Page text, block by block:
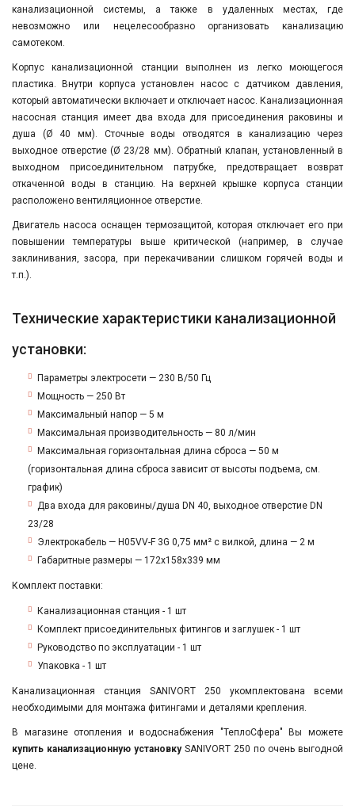
канализационной системы, а также в удаленных местах, где
невозможно или нецелесообразно организовать канализацию
самотеком.
Корпус канализационной станции выполнен из легко моющегося
пластика. Внутри корпуса установлен насос с датчиком давления,
который автоматически включает и отключает насос. Канализационная
насосная станция имеет два входа для присоединения раковины и
душа (Ø 40 мм). Сточные воды отводятся в канализацию через
выходное отверстие (Ø 23/28 мм). Обратный клапан, установленный в
выходном присоединительном патрубке, предотвращает возврат
откаченной воды в станцию. На верхней крышке корпуса станции
расположено вентиляционное отверстие.
Двигатель насоса оснащен термозащитой, которая отключает его при
повышении температуры выше критической (например, в случае
заклинивания, засора, при перекачивании слишком горячей воды и
т.п.).
Технические характеристики канализационной
установки:
Параметры электросети — 230 В/50 Гц
Мощность — 250 Вт
Максимальный напор — 5 м
Максимальная производительность — 80 л/мин
Максимальная горизонтальная длина сброса — 50 м
(горизонтальная длина сброса зависит от высоты подъема, см.
график)
Два входа для раковины/душа DN 40, выходное отверстие DN
23/28
Электрокабель — Н05VV-F 3G 0,75 мм² с вилкой, длина — 2 м
Габаритные размеры — 172x158x339 мм
Комплект поставки:
Канализационная станция - 1 шт
Комплект присоединительных фитингов и заглушек - 1 шт
Руководство по эксплуатации - 1 шт
Упаковка - 1 шт
Канализационная станция SANIVORT 250 укомплектована всеми
необходимыми для монтажа фитингами и деталями крепления.
В магазине отопления и водоснабжения "ТеплоСфера"
Вы можете
купить канализационную установкуSANIVORT 250 по очень выгодной
цене.